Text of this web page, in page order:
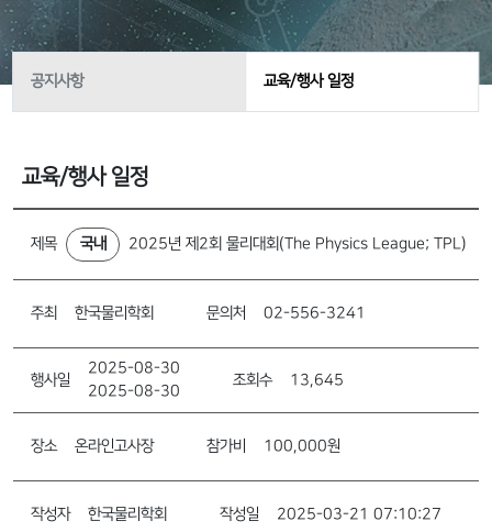
공지사항 교육/행사 일정
교육/행사 일정
제목 국내 2025년 제2회 물리대회(The Physics League; TPL)
주최 한국물리학회 문의처 02-556-3241
행사일
2025-08-30
2025-08-30
조회수 13,645
장소 온라인고사장 참가비 100,000원
작성자 한국물리학회 작성일 2025-03-21 07:10:27